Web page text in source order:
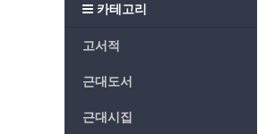
카테고리
고서적
근대도서
근대시집